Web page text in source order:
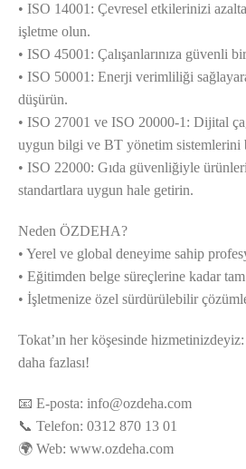
• ISO 14001: Çevresel etkilerinizi
işletme olun.
• ISO 45001: Çalışanlarınıza güvenli
• ISO 50001: Enerji verimliliği
düşürün.
• ISO 27001 ve ISO 20000-1: Dijital
uygun bilgi ve BT yönetim sistemlerini
• ISO 22000: Gıda güvenliğiyle
standartlara uygun hale getirin.
Neden ÖZDEHA?
• Yerel ve global deneyime sahip
• Eğitimden belge süreçlerine kadar
• İşletmenize özel sürdürülebilir
Tokat’ın her köşesinde
daha fazlası!
📧 E-posta: info@ozdeha.com
📞 Telefon: 0312 870 13 01
🌍 Web: www.ozdeha.com